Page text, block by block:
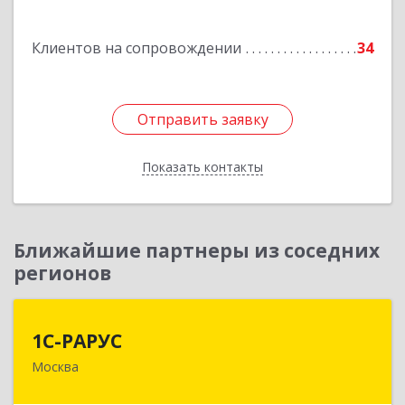
Клиентов на сопровождении 34
Отправить заявку
Показать контакты
Отправить заявку
Назад
Ближайшие партнеры из соседних
регионов
1С-РАРУС
Москва127434, Москва г, Дмитровское ш, дом № 9Б